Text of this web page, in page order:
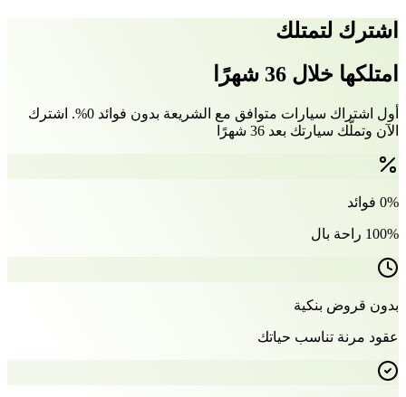
اشترك لتمتلك
امتلكها خلال 36 شهرًا
أول اشتراك سيارات متوافق مع الشريعة بدون فوائد 0%. اشترك
الآن وتملّك سيارتك بعد 36 شهرًا
0% فوائد
100% راحة بال
بدون قروض بنكية
عقود مرنة تناسب حياتك